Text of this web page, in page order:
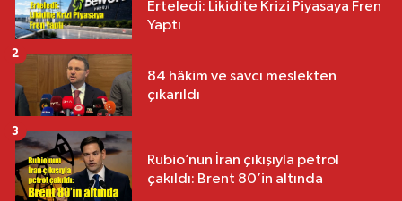
Erteledi: Likidite Krizi Piyasaya Fren
Yaptı
84 hâkim ve savcı meslekten
çıkarıldı
2
Rubio’nun İran çıkışıyla petrol
çakıldı: Brent 80’in altında
3